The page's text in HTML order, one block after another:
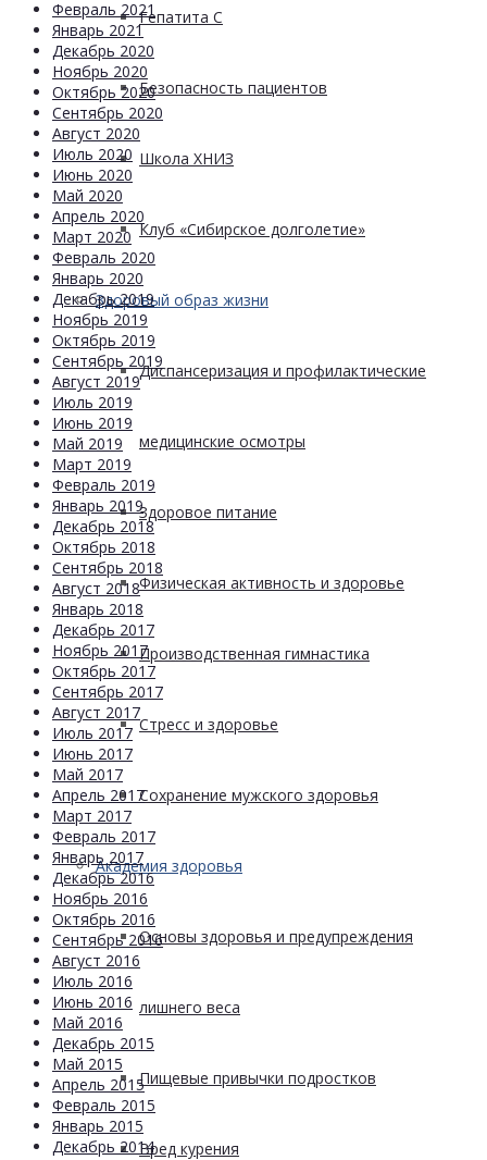
Гепатита С
Безопасность пациентов
Школа ХНИЗ
Клуб «Сибирское долголетие»
Здоровый образ жизни
Диспансеризация и профилактические
медицинские осмотры
Здоровое питание
Физическая активность и здоровье
Производственная гимнастика
Стресс и здоровье
Сохранение мужского здоровья
Академия здоровья
Основы здоровья и предупреждения
лишнего веса
Пищевые привычки подростков
Вред курения
Февраль 2021
Январь 2021
Декабрь 2020
Ноябрь 2020
Октябрь 2020
Сентябрь 2020
Август 2020
Июль 2020
Июнь 2020
Май 2020
Апрель 2020
Март 2020
Февраль 2020
Январь 2020
Декабрь 2019
Ноябрь 2019
Октябрь 2019
Сентябрь 2019
Август 2019
Июль 2019
Июнь 2019
Май 2019
Март 2019
Февраль 2019
Январь 2019
Декабрь 2018
Октябрь 2018
Сентябрь 2018
Август 2018
Январь 2018
Декабрь 2017
Ноябрь 2017
Октябрь 2017
Сентябрь 2017
Август 2017
Июль 2017
Июнь 2017
Май 2017
Апрель 2017
Март 2017
Февраль 2017
Январь 2017
Декабрь 2016
Ноябрь 2016
Октябрь 2016
Сентябрь 2016
Август 2016
Июль 2016
Июнь 2016
Май 2016
Декабрь 2015
Май 2015
Апрель 2015
Февраль 2015
Январь 2015
Декабрь 2014